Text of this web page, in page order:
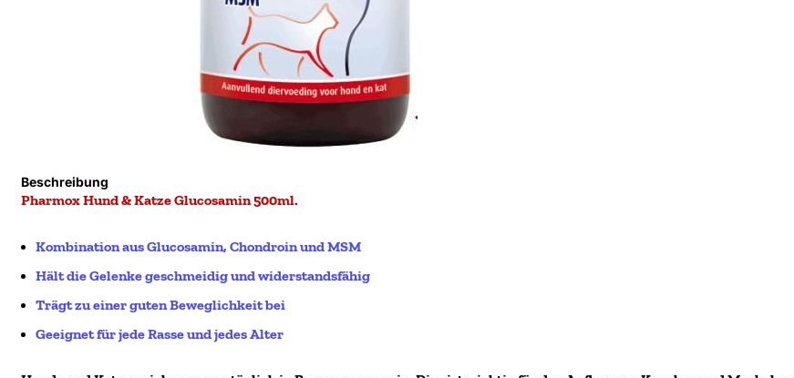
Beschreibung
Pharmox Hund & Katze Glucosamin 500ml.
Kombination ausGlucosamin, Chondroin und MSM
Hältdie Gelenke geschmeidig und widerstandsfähig
Trägt zu einer guten Beweglichkeit bei
Geeignet für jede Rasse und jedes Alter